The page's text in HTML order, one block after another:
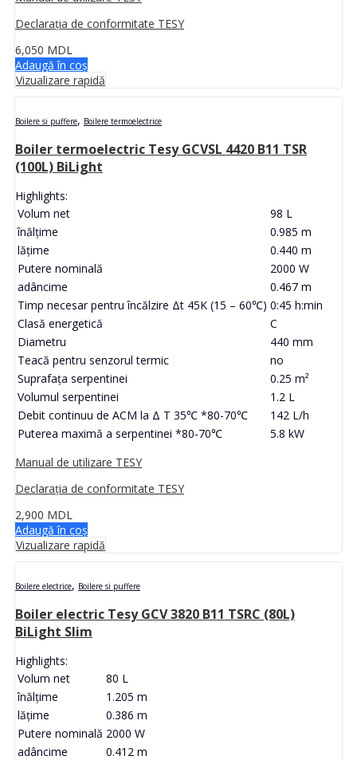
Declarația de conformitate TESY
6,050 MDL
Adaugă în coș
Vizualizare rapidă
Boilere si puffere, Boilere termoelectrice
Boiler termoelectric Tesy GCVSL 4420 B11 TSR
(100L) BiLight
Highlights:
Volum net
98 L
înălţime
0.985 m
lăţime
0.440 m
Putere nominală
2000 W
adâncime
0.467 m
Timp necesar pentru încălzire Δt 45K (15 – 60℃) 0:45 h:min
Clasă energetică
C
Diametru
440 mm
Teacă pentru senzorul termic
no
Suprafaţa serpentinei
0.25 m²
Volumul serpentinei
1.2 L
Debit continuu de ACM la Δ T 35℃ *80-70℃
142 L/h
Puterea maximă a serpentinei *80-70℃
5.8 kW
Manual de utilizare TESY
Declarația de conformitate TESY
2,900 MDL
Adaugă în coș
Vizualizare rapidă
Boilere electrice, Boilere si puffere
Boiler electric Tesy GCV 3820 B11 TSRC (80L)
BiLight Slim
Highlights:
Volum net
80 L
înălţime
1.205 m
lăţime
0.386 m
Putere nominală 2000 W
adâncime
0.412 m